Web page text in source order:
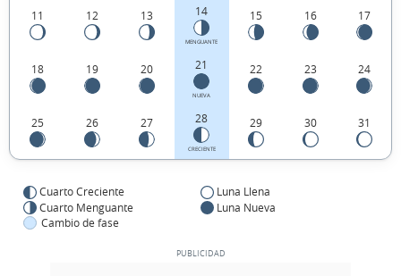
11 12 13 14
MENGUANTE
15 16 17
18 19 20 21
NUEVA
22 23 24
25 26 27 28
CRECIENTE
29 30 31
Cuarto Creciente
Luna Llena
Cuarto Menguante
Luna Nueva
Cambio de fase